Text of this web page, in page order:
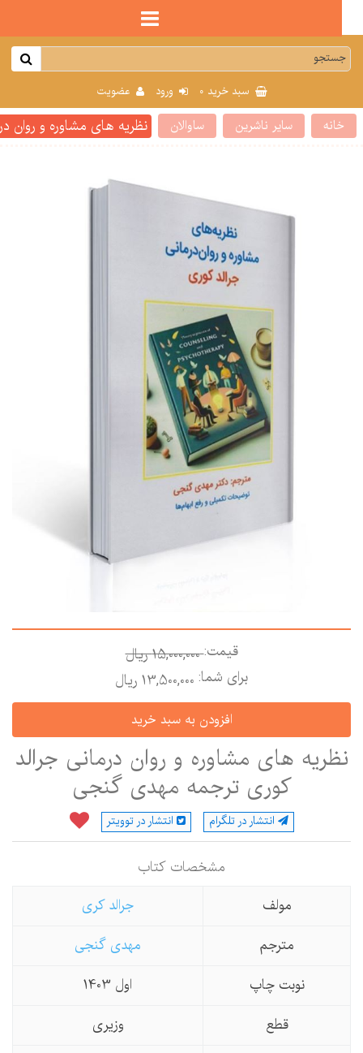
سبد خرید0 ورود عضویت
سایر ناشرین ساوالان نظریه های مشاوره و روان
قیمت:15,000,000 ريال
برای شما:13,500,000 ريال
های مشاوره و روان درمانی جرالد
کوری ترجمه مهدی گنجی
انتشار در تلگرام انتشار در توویتر
مشخصات كتاب
مولف
جرالد کری
مترجم
مهدی گنجی
نوبت چاپ
قطع
وزیری